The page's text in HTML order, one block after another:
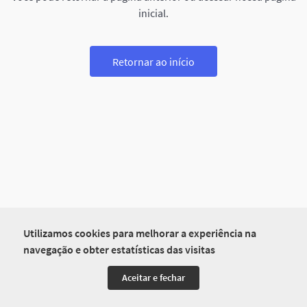
Utilizamos cookies para melhorar a experiência na
navegação e obter estatísticas das visitas
Aceitar e fechar
inicial.
Retornar ao início